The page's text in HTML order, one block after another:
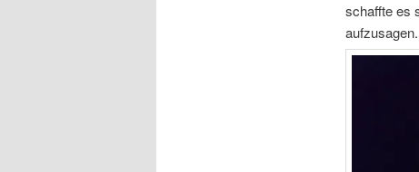
schaffte es
aufzusagen.